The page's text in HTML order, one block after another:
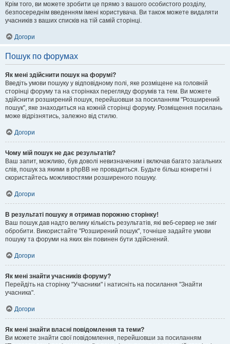
Крім того, ви можете зробити це прямо з вашого особистого розділу,
безпосереднім введенням імені користувача. Ви також можете видаляти
учасників з ваших списків на тій самій сторінці.
Догори
Пошук по форумах
Як мені здійснити пошук на форумі?
Введіть умови пошуку у відповідному полі, яке розміщене на головній
сторінці форуму та на сторінках перегляду форумів та тем. Ви можете
здійснити розширений пошук, перейшовши за посиланням "Розширений
пошук", яке знаходиться на кожній сторінці форуму. Розміщення посилань
може відрізнятись, залежно від стилю.
Догори
Чому мій пошук не дає результатів?
Ваш запит, можливо, був доволі невизначеним і включав багато загальних
слів, пошук за якими в phpBB не провадиться. Будьте більш конкретні і
скористайтесь можливостями розширеного пошуку.
Догори
В результаті пошуку я отримав порожню сторінку!
Ваш пошук дав надто велику кількість результатів, які веб-сервер не зміг
обробити. Використайте "Розширений пошук", точніше задайте умови
пошуку та форуми на яких він повинен бути здійснений.
Догори
Як мені знайти учасників форуму?
Перейдіть на сторінку "Учасники" і натисніть на посилання "Знайти
учасника".
Догори
Як мені знайти власні повідомлення та теми?
Ви можете знайти свої повідомлення, перейшовши за посиланням